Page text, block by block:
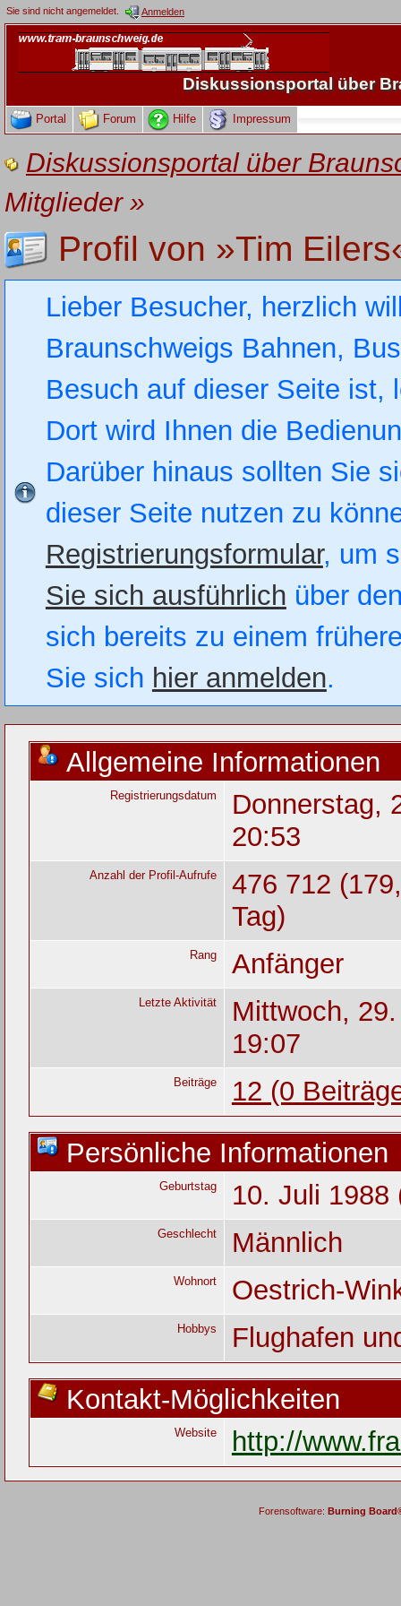
Sie sind nicht angemeldet. Anmelden
Diskussionsportal über
Portal Forum Hilfe Impressum
Diskussionsportal über
Mitglieder»
Profil von »Tim
Lieber Besucher, herzlich
Braunschweigs Bahnen,
Besuch auf dieser Seite
Dort wird Ihnen die
Darüber hinaus sollten Sie
dieser Seite nutzen zu
Registrierungsformular, um
Sie sich ausführlich über
sich bereits zu einem
Sie sich hier anmelden.
Allgemeine Informationen
Registrierungsdatum
Donnerstag,
20:53
Anzahl der Profil-Aufrufe
476 712
Tag)
Rang Anfänger
Letzte Aktivität
Mittwoch,
19:07
Beiträge
12 (0
Persönliche Informationen
Geburtstag 10. Juli 1988
Geschlecht Männlich
Wohnort Oestrich-
Hobbys
Flughafen
Kontakt-Möglichkeiten
Website http://
Forensoftware: Burning